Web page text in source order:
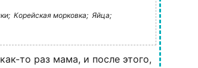
Корейская морковка; Яйца;
то раз мама, и после этого,